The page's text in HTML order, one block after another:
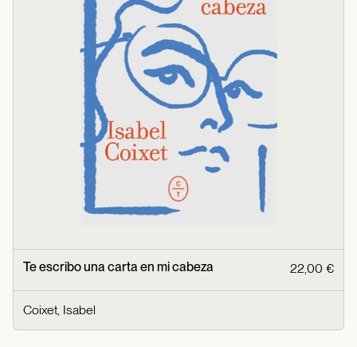
Te escribo una carta en mi cabeza 22,00 €
Coixet, Isabel